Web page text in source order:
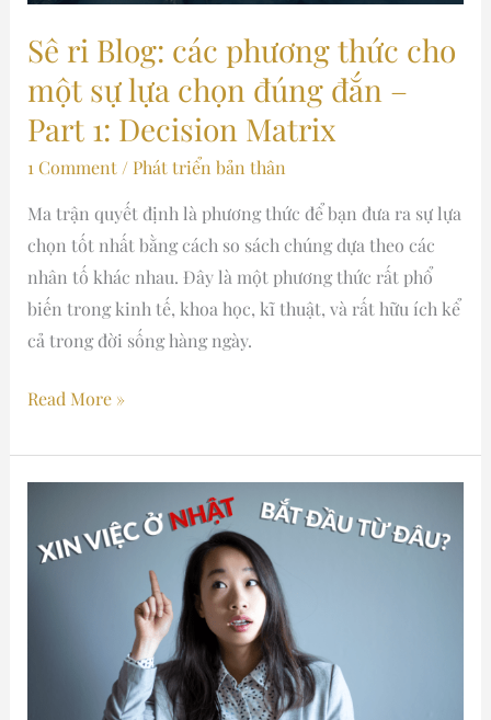
Sê ri Blog: các phương thức cho
một sự lựa chọn đúng đắn –
Part 1: Decision Matrix
1 Comment / Phát triển bản thân
Ma trận quyết định là phương thức để bạn đưa ra sự lựa
chọn tốt nhất bằng cách so sách chúng dựa theo các
nhân tố khác nhau. Đây là một phương thức rất phổ
biến trong kinh tế, khoa học, kĩ thuật, và rất hữu ích kể
cả trong đời sống hàng ngày.
Read More »
The